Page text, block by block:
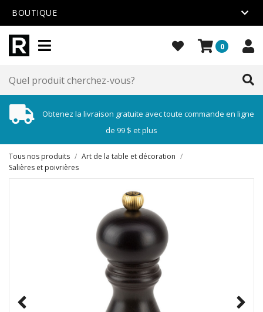
BOUTIQUE
0
Obtenez la livraison gratuite avec toute commande en ligne
de 99 $ et plus
Tous nos produits / Art de la table et décoration /
Salières et poivrières